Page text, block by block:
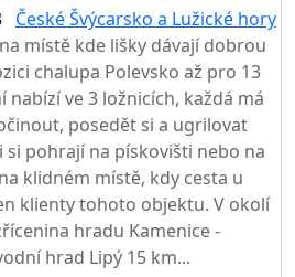
České Švýcarsko a Lužické hory
místě kde lišky dávají dobrou
chalupa Polevsko až pro 13
nabízí ve 3 ložnicích, každá má
posedět si a ugrilovat
si pohrají na pískovišti nebo na
klidném místě, kdy cesta u
klienty tohoto objektu. V okolí
hradu Kamenice -
hrad Lipý 15 km...